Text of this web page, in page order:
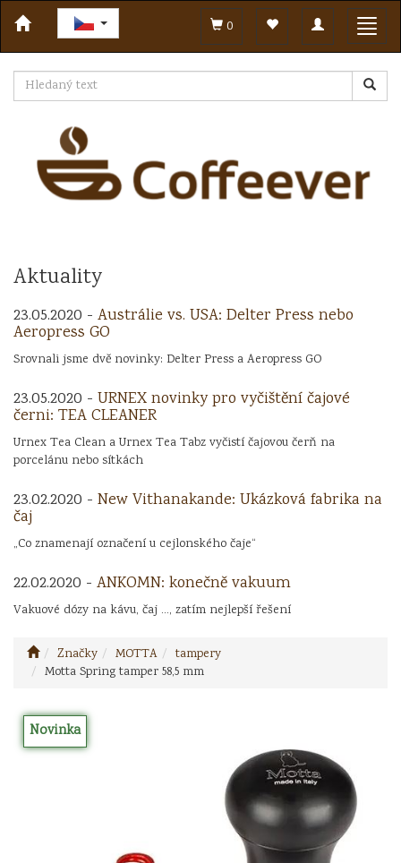
Toggle
navigation
0
Aktuality
23.05.2020 - Austrálie vs. USA: Delter Press nebo
Aeropress GO
Srovnali jsme dvě novinky: Delter Press a Aeropress GO
23.05.2020 - URNEX novinky pro vyčištění čajové
černi: TEA CLEANER
Urnex Tea Clean a Urnex Tea Tabz vyčistí čajovou čerň na
porcelánu nebo sítkách
23.02.2020 - New Vithanakande: Ukázková fabrika na
čaj
„Co znamenají označení u cejlonského čaje“
22.02.2020 - ANKOMN: konečně vakuum
Vakuové dózy na kávu, čaj ..., zatím nejlepší řešení
Značky MOTTA
tampery
Motta Spring tamper 58,5 mm
Novinka